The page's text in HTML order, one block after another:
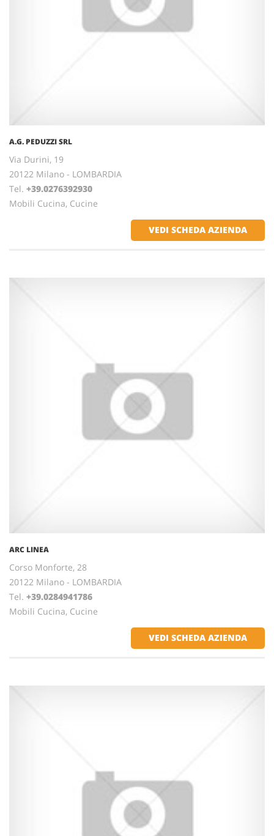
A.G. PEDUZZI SRL
Via Durini, 19
20122 Milano - LOMBARDIA
Tel. +39.0276392930
Mobili Cucina, Cucine
VEDI SCHEDA AZIENDA
ARC LINEA
Corso Monforte, 28
20122 Milano - LOMBARDIA
Tel. +39.0284941786
Mobili Cucina, Cucine
VEDI SCHEDA AZIENDA